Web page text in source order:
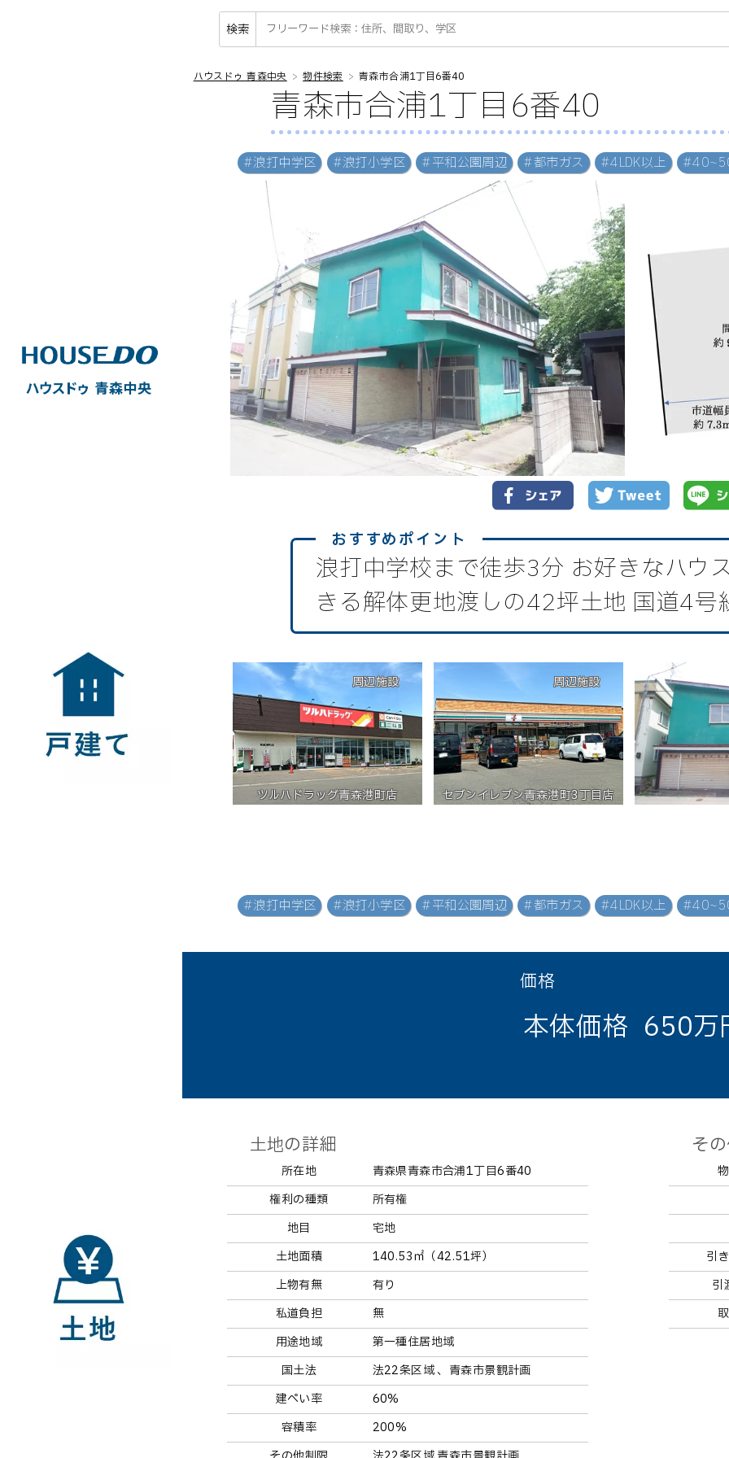
検索
ハウスドゥ 青森中央 物件検索 青森市合浦1丁目6番40
青森市合浦1丁目6番40
#浪打中学区 #浪打小学区 #平和公園周辺 #都市ガス #4LDK以上
浪打中学校まで徒歩3分 お好きなハウ
きる解体更地渡しの42坪土地 国道4
周辺施設
ツルハドラッグ青森港町店
周辺施設
セブンイレブン青森港町3丁目店
#浪打中学区 #浪打小学区 #平和公園周辺 #都市ガス #4LDK以上
価格
本体価格 650万
土地の詳細
所在地
青森県青森市合浦1丁目6番40
権利の種類
所有権
地目
宅地
土地面積
140.53㎡（42.51坪）
上物有無
有り
私道負担
無
用途地域
第一種住居地域
国土法
法22条区域 、青森市景観計画
建ぺい率
60%
容積率
200%
そ
引
引